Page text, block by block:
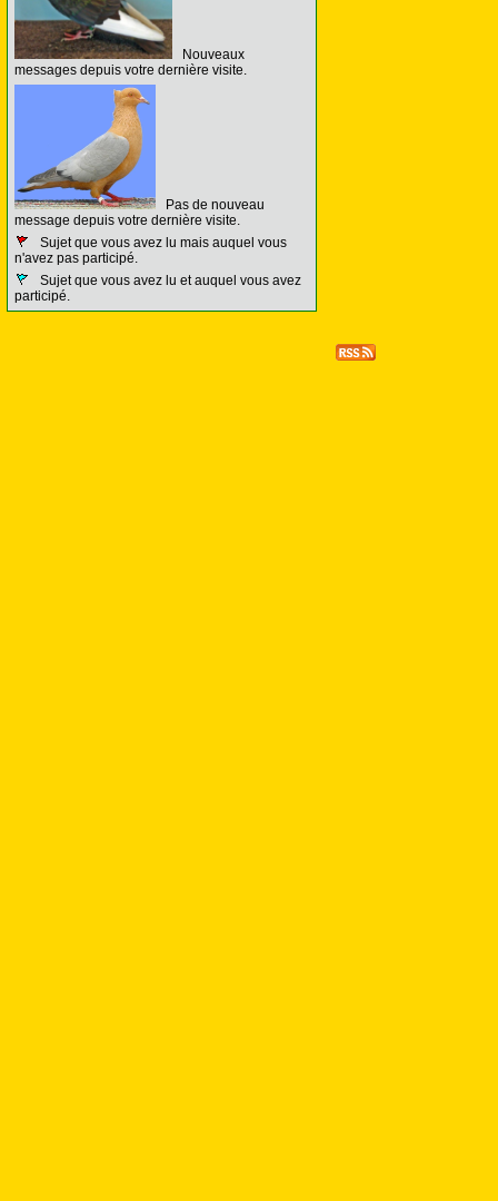
Nouveaux
messages depuis votre dernière visite.
Pas de nouveau
message depuis votre dernière visite.
Sujet que vous avez lu mais auquel vous
n'avez pas participé.
Sujet que vous avez lu et auquel vous avez
participé.